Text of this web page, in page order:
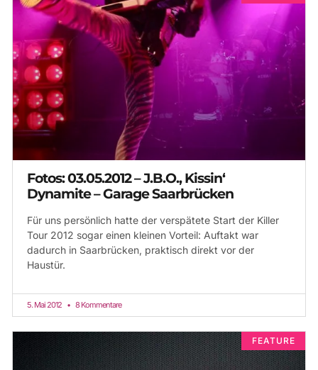
Fotos: 03.05.2012 – J.B.O., Kissin‘
Dynamite – Garage Saarbrücken
Für uns persönlich hatte der verspätete Start der Killer
Tour 2012 sogar einen kleinen Vorteil: Auftakt war
dadurch in Saarbrücken, praktisch direkt vor der
Haustür.
5. Mai 2012 8 Kommentare
FEATURE